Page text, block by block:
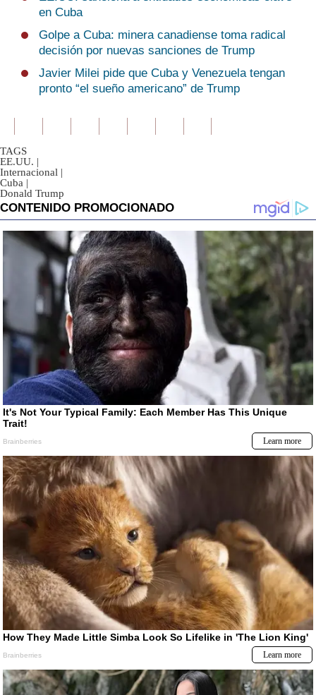
en Cuba
Golpe a Cuba: minera canadiense toma radical
decisión por nuevas sanciones de Trump
Javier Milei pide que Cuba y Venezuela tengan
pronto “el sueño americano” de Trump
TAGS
EE.UU. |
Internacional |
Cuba |
Donald Trump